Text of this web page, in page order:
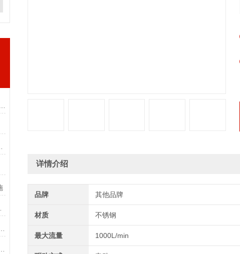
重要性介绍
详情介绍
品牌 其他品牌
材质 不锈钢
最大流量 1000L/min